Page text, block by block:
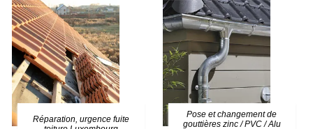
Réparation, urgence fuite
Pose et changement de
gouttières zinc / PVC / Alu